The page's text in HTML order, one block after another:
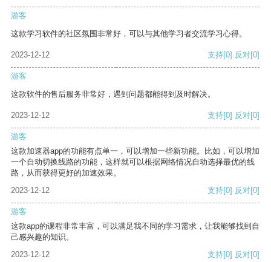
游客
这款学习软件的社区氛围非常好，可以与其他学习者交流学习心得。
2023-12-12 支持[0] 反对[0]
游客
这款软件的售后服务非常好，遇到问题都能得到及时解决。
2023-12-12 支持[0] 反对[0]
游客
这款加速器app的功能有点单一，可以增加一些新功能。比如，可以增加
一个自动切换线路的功能，这样就可以根据网络情况自动选择最优的线
路，从而获得更好的加速效果。
2023-12-12
支持[0] 反对[0]
游客
这款app的课程非常丰富，可以满足我不同的学习需求，让我能够找到自
己感兴趣的知识。
2023-12-12
支持[0] 反对[0]